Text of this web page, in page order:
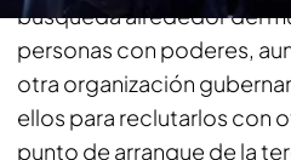
búsqueda alrededor del
personas con poderes,
otra organización
ellos para reclutarlos con
punto de arranque de la